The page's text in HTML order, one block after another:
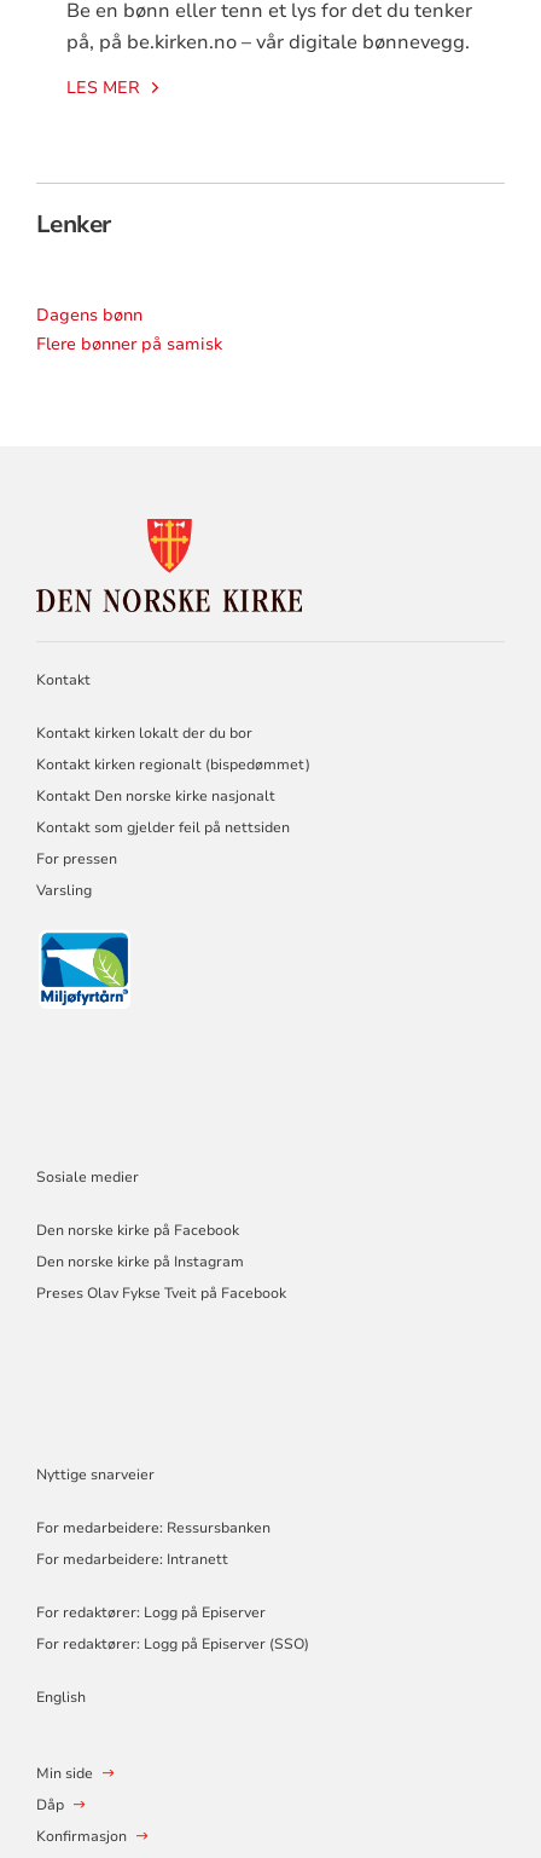
Be en bønn eller tenn et lys for det du tenker
på, på be.kirken.no – vår digitale bønnevegg.
LES MER
Lenker
Dagens bønn
Flere bønner på samisk
NORSKE
KIRKE
Kontakt
Kontakt kirken lokalt der du bor
Kontakt kirken regionalt (bispedømmet)
Kontakt Den norske kirke nasjonalt
Kontakt som gjelder feil på nettsiden
For pressen
Varsling
Sosiale medier
Den norske kirke på Facebook
Den norske kirke på Instagram
Preses Olav Fykse Tveit på Facebook
Nyttige snarveier
For medarbeidere: Ressursbanken
For medarbeidere: Intranett
For redaktører: Logg på Episerver
For redaktører: Logg på Episerver (SSO)
English
Min side
Dåp
Konfirmasjon